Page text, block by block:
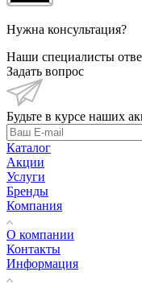
Нужна консультация?
Наши специалисты
Задать вопрос
Будьте в курсе наших
Каталог
Акции
Услуги
Бренды
Компания
О компании
Контакты
Информация